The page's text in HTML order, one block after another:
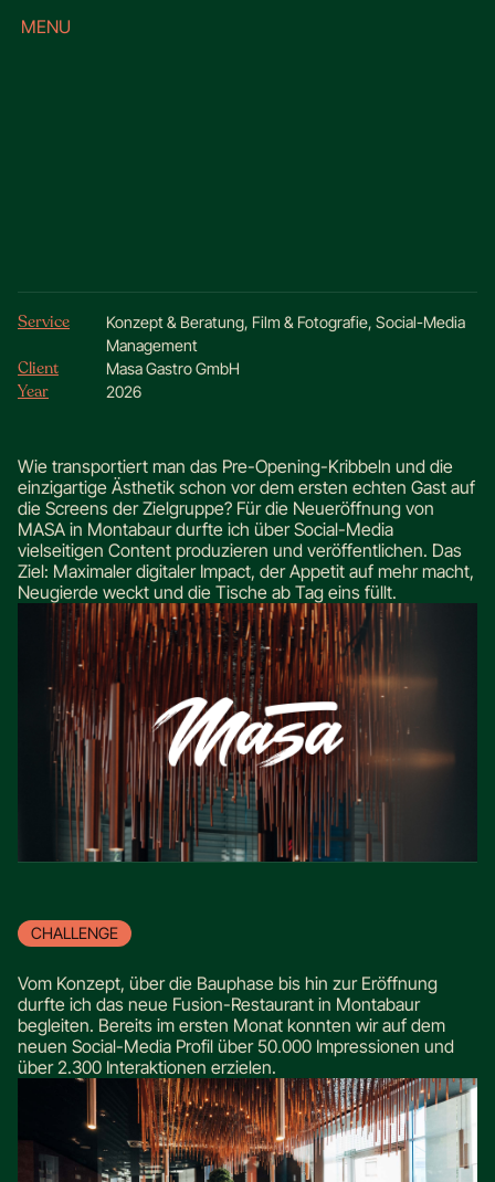
MENU
Marketingkampagne für Fine-Dining
Fusion Restaurant MASA
Wie transportiert man das Pre-Opening-Kribbeln und die
einzigartige Ästhetik schon vor dem ersten echten Gast auf
die Screens der Zielgruppe? Für die Neueröffnung von
MASA in Montabaur durfte ich über Social-Media
vielseitigen Content produzieren und veröffentlichen. Das
Ziel: Maximaler digitaler Impact, der Appetit auf mehr macht,
Neugierde weckt und die Tische ab Tag eins füllt.
Service
Konzept & Beratung, Film & Fotografie, Social-Media
Management
Client Masa Gastro GmbH
Year 2026
CHALLENGE
Vom Konzept, über die Bauphase bis hin zur Eröffnung
durfte ich das neue Fusion-Restaurant in Montabaur
begleiten. Bereits im ersten Monat konnten wir auf dem
neuen Social-Media Profil über 50.000 Impressionen und
über 2.300 Interaktionen erzielen.